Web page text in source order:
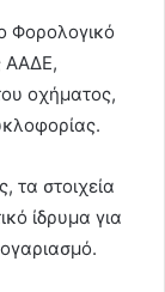
Φορολογικό
ΑΑΔΕ,
οχήματος,
τα στοιχεία
ίδρυμα για